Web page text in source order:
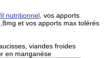
nutritionnel , vos apports
et vos apports max tolérés
viandes froides
en manganèse